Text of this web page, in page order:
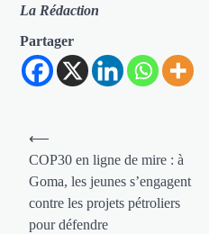
La Rédaction
Partager
Navigation
de
l’article
⟵
COP30 en ligne de mire : à
Goma, les jeunes s’engagent
contre les projets pétroliers
pour défendre